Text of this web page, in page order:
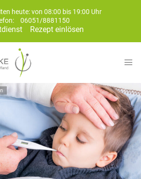
heute: von 08:00 bis 19:00 Uhr
06051/8881150
Rezept einlösen